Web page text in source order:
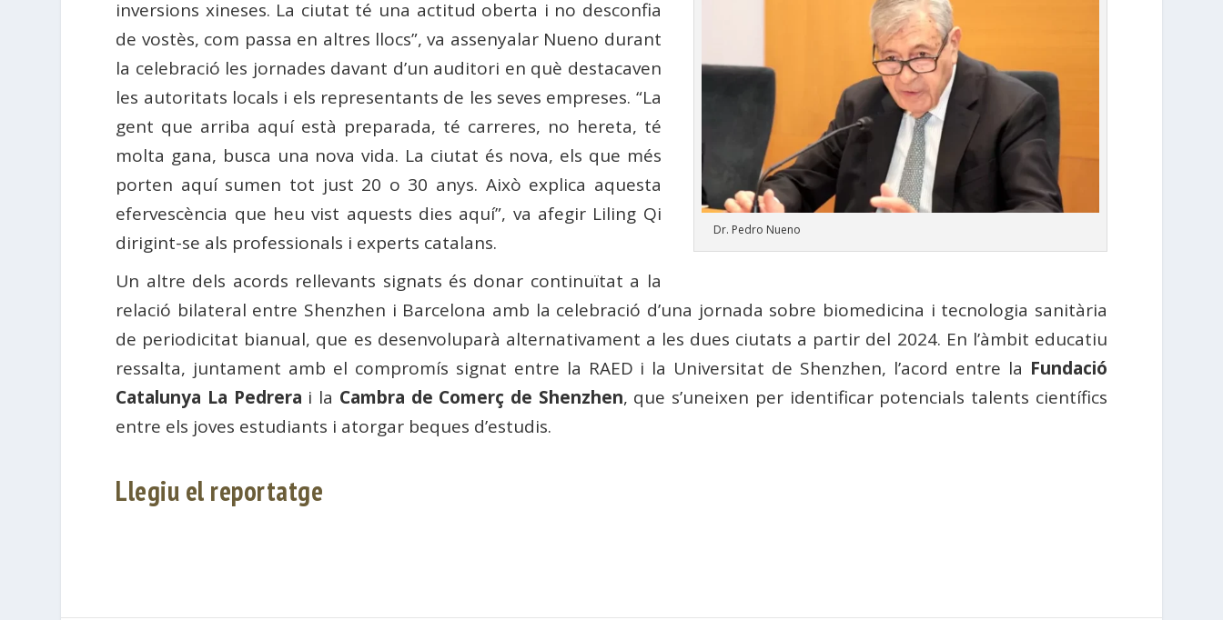
Dr. Pedro Nueno
inversions xineses. La ciutat té una actitud oberta i no desconfia
de vostès, com passa en altres llocs”, va assenyalar Nueno durant
la celebració les jornades davant d’un auditori en què destacaven
les autoritats locals i els representants de les seves empreses. “La
gent que arriba aquí està preparada, té carreres, no hereta, té
molta gana, busca una nova vida. La ciutat és nova, els que més
porten aquí sumen tot just 20 o 30 anys. Això explica aquesta
efervescència que heu vist aquests dies aquí”, va afegir Liling Qi
dirigint-se als professionals i experts catalans.
Un altre dels acords rellevants signats és donar continuïtat a la
relació bilateral entre Shenzhen i Barcelona amb la celebració d’una jornada sobre biomedicina i tecnologia sanitària
de periodicitat bianual, que es desenvoluparà alternativament a les dues ciutats a partir del 2024. En l’àmbit educatiu
ressalta, juntament amb el compromís signat entre la RAED i la Universitat de Shenzhen, l’acord entre la Fundació
Catalunya La Pedrera i la Cambra de Comerç de Shenzhen, que s’uneixen per identificar potencials talents científics
entre els joves estudiants i atorgar beques d’estudis.
Llegiu el reportatge